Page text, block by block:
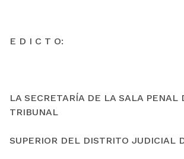
E D I C T O:
LA SECRETARÍA DE LA SALA PENAL
TRIBUNAL
SUPERIOR DEL DISTRITO JUDICIAL